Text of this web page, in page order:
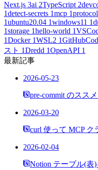
Next.js 3ai 2TypeScript 2
1detect-secrets 1mcp 1protocol
1ubuntu20.04 1windows11 1
1storage 1hello-world 1
1Docker 1WSL2 1
スト 1Dredd 1OpenAPI 1
最新記事
2026-05-23
pre-commit のスス
2026-03-20
curl 使って MCP
2026-02-04
Notion テーブル(表